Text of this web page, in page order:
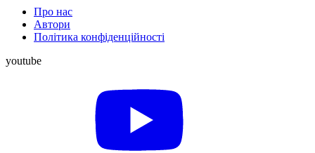
Про нас
Автори
Політика конфіденційності
youtube